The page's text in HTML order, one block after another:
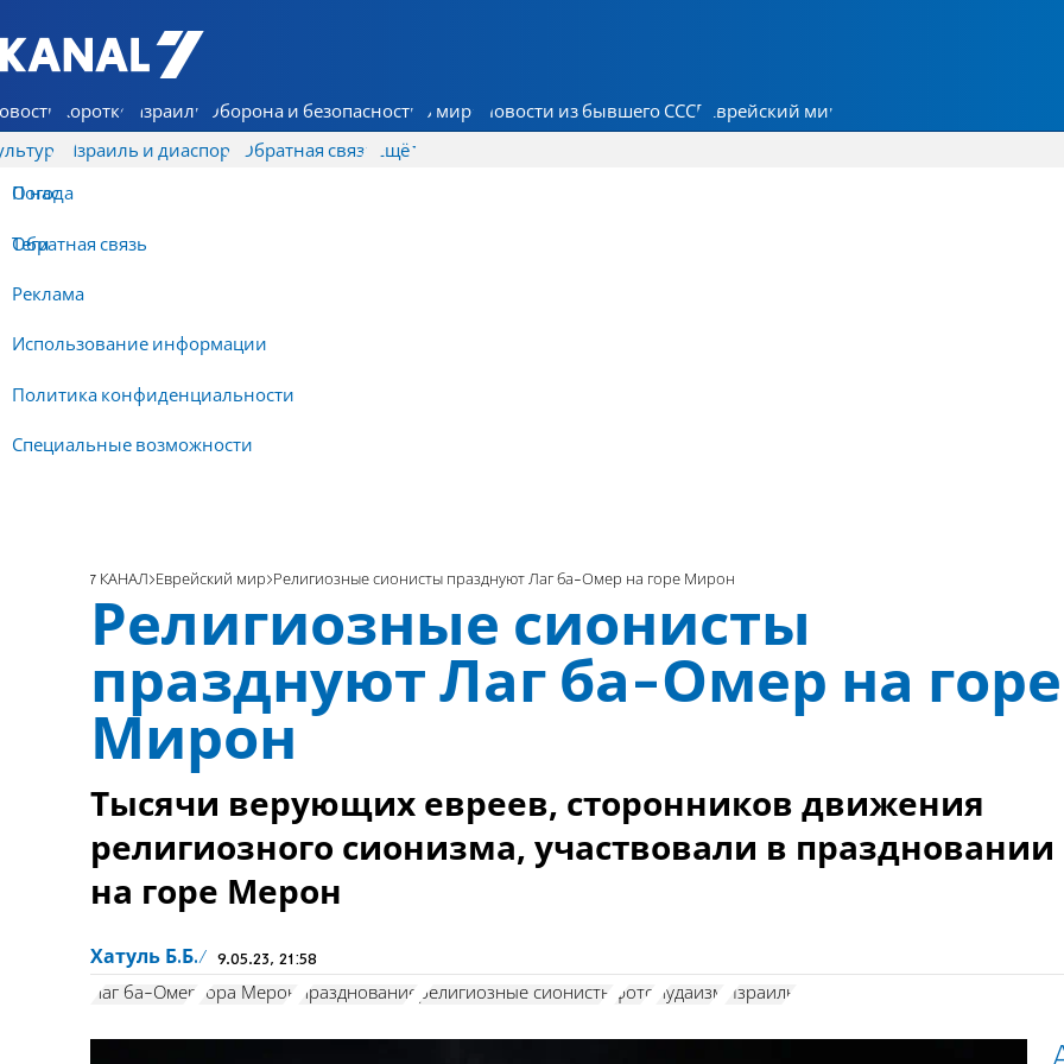
7 КАНАЛ - Аруц Шева
Коротко Израиль Оборона и безопасность В мире Новости из бывшего СССР Еврейский мир
Израиль и диаспора Обратная связь
О нас
Обратная связь
Реклама
Использование информации
Политика конфиденциальности
Специальные возможности
Ещё
Погода
Теги
7 КАНАЛ Еврейский мир Религиозные сионисты празднуют Лаг ба-Омер на горе Мирон
Религиозные сионисты
празднуют Лаг ба-Омер на горе
Мирон
Тысячи верующих евреев, сторонников движения
религиозного сионизма, участвовали в праздновании
на горе Мерон
Хатуль Б.Б. 9.05.23, 21:58
Лаг ба-Омер гора Мерон празднование религиозные сионисты фото иудаизм Израиль